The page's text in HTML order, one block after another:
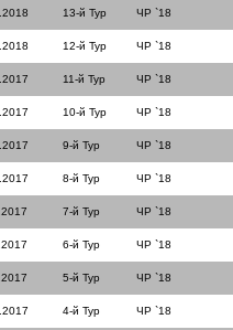
13-й Тур ЧР `18
12-й Тур ЧР `18
11-й Тур ЧР `18
10-й Тур ЧР `18
9-й Тур ЧР `18
8-й Тур ЧР `18
7-й Тур ЧР `18
6-й Тур ЧР `18
5-й Тур ЧР `18
4-й Тур ЧР `18